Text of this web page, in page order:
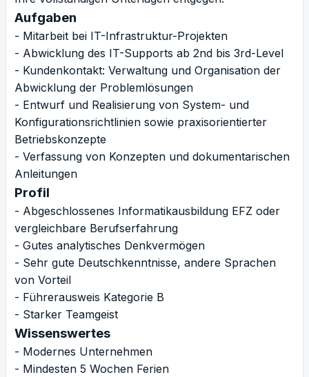
Aufgaben
- Mitarbeit bei IT-Infrastruktur-Projekten
- Abwicklung des IT-Supports ab 2nd bis 3rd-Level
- Kundenkontakt: Verwaltung und Organisation der
Abwicklung der Problemlösungen
- Entwurf und Realisierung von System- und
Konfigurationsrichtlinien sowie praxisorientierter
Betriebskonzepte
- Verfassung von Konzepten und dokumentarischen
Anleitungen
Profil
- Abgeschlossenes Informatikausbildung EFZ oder
vergleichbare Berufserfahrung
- Gutes analytisches Denkvermögen
- Sehr gute Deutschkenntnisse, andere Sprachen
von Vorteil
- Führerausweis Kategorie B
- Starker Teamgeist
Wissenswertes
- Modernes Unternehmen
- Mindesten 5 Wochen Ferien